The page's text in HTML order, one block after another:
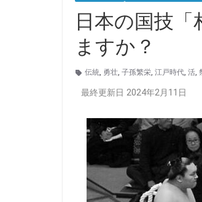
日本の国技
ますか？
伝統, 勇壮, 子孫繁栄, 江戸時代, 活,
最終更新日 2024年2月11日